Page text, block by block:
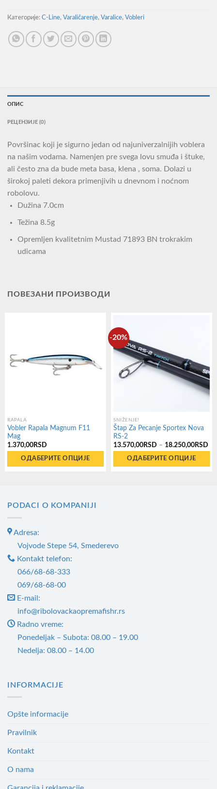
Категорије: C-Line, Varaličarenje, Varalice, Vobleri
ОПИС
РЕЦЕНЗИЈЕ (0)
Površinac koji je sigurno jedan od najuniverzalnijih voblera
na našim vodama. Namenjen pre svega lovu smuđa i štuke,
ali često zna da bude meta basa, klena , soma. Dolazi u
širokoj paleti dekora primenjivih u dnevnom i noćnom
robolovu.
Dužina 7.0cm
Težina 8.5g
Opremljen kvalitetnim Mustad 71893 BN trokrakim
udicama
ПОВЕЗАНИ ПРОИЗВОДИ
RAPALA
Vobler Rapala Magnum F11
Mag
1.370,00 RSD
ОДАБЕРИТЕ ОПЦИЈЕ
више
варијанти.
Опције
могу
бити
изабране
страници
-20%
SNIŽENJE!
Štap Za Pecanje Sportex Nova
RS-2
13.570,00 RSD – 18.250,00 RSD
ОДАБЕРИТЕ ОПЦИЈЕ
могу
PODACI O KOMPANIJI
Adresa:
Vojvode Stepe 54, Smederevo
Kontakt telefon:
066/68-68-333
069/68-68-00
E-mail:
info@ribolovackaopremafishr.rs
Radno vreme:
Ponedeljak – Subota: 08.00 – 19.00
Nedelja: 08.00 – 14.00
INFORMACIJE
Opšte informacije
Pravilnik
Kontakt
O nama